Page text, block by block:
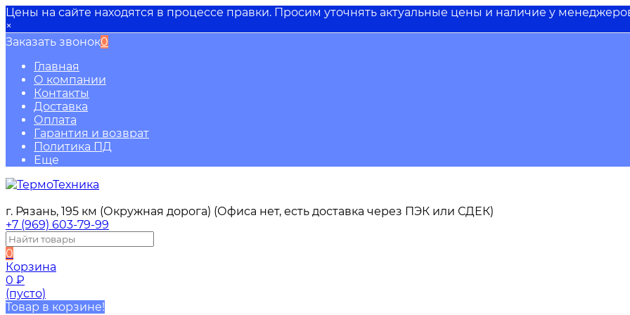
Цены на сайте находятся в процессе правки. Просим уточнять актуальные цены и наличие у
×
Заказать звонок0
Главная
О компании
Контакты
Доставка
Оплата
Гарантия и возврат
Политика ПД
Еще
г. Рязань, 195 км (Окружная дорога) (Офиса нет, есть доставка через ПЭК или СДЕК)
+7 (969) 603-79-99
0
Корзина
0 ₽
(пусто)
Товар в корзине!